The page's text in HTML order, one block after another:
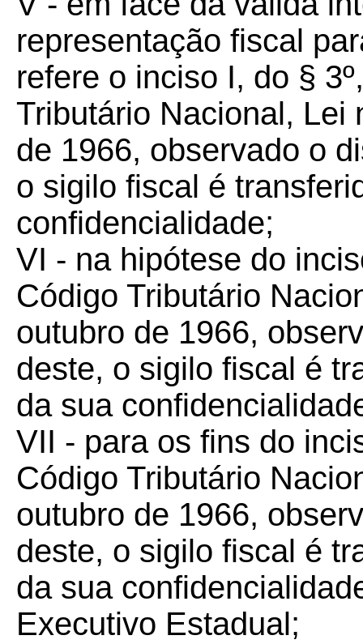
representação fiscal
refere o inciso I, do §
Tributário Nacional, Lei
de 1966, observado o
o sigilo fiscal é
confidencialidade;
VI - na hipótese do
Código Tributário
outubro de 1966,
deste, o sigilo fiscal é
da sua
VII - para os fins do
Código Tributário
outubro de 1966,
deste, o sigilo fiscal é
da sua
Executivo Estadual;